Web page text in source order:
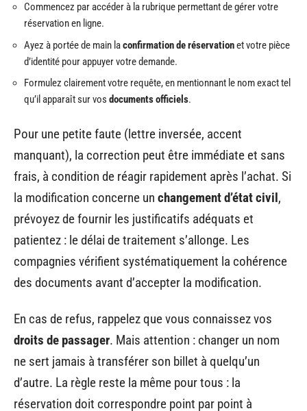
Commencez par accéder à la rubrique permettant de gérer votre
réservation en ligne.
Ayez à portée de main laconfirmation de réservationet votre pièce
d’identité pour appuyer votre demande.
Formulez clairement votre requête, en mentionnant le nom exact tel
qu’il apparaît sur vos documents officiels.
Pour une petite faute (lettre inversée, accent
manquant), la correction peut être immédiate et sans
frais, à condition de réagir rapidement après l’achat. Si
la modification concerne un changement d’état civil,
prévoyez de fournir les justificatifs adéquats et
patientez : le délai de traitement s’allonge. Les
compagnies vérifient systématiquement la cohérence
des documents avant d’accepter la modification.
En cas de refus, rappelez que vous connaissez vos
droits de passager. Mais attention : changer un nom
ne sert jamais à transférer son billet à quelqu’un
d’autre. La règle reste la même pour tous : la
réservation doit correspondre point par point à